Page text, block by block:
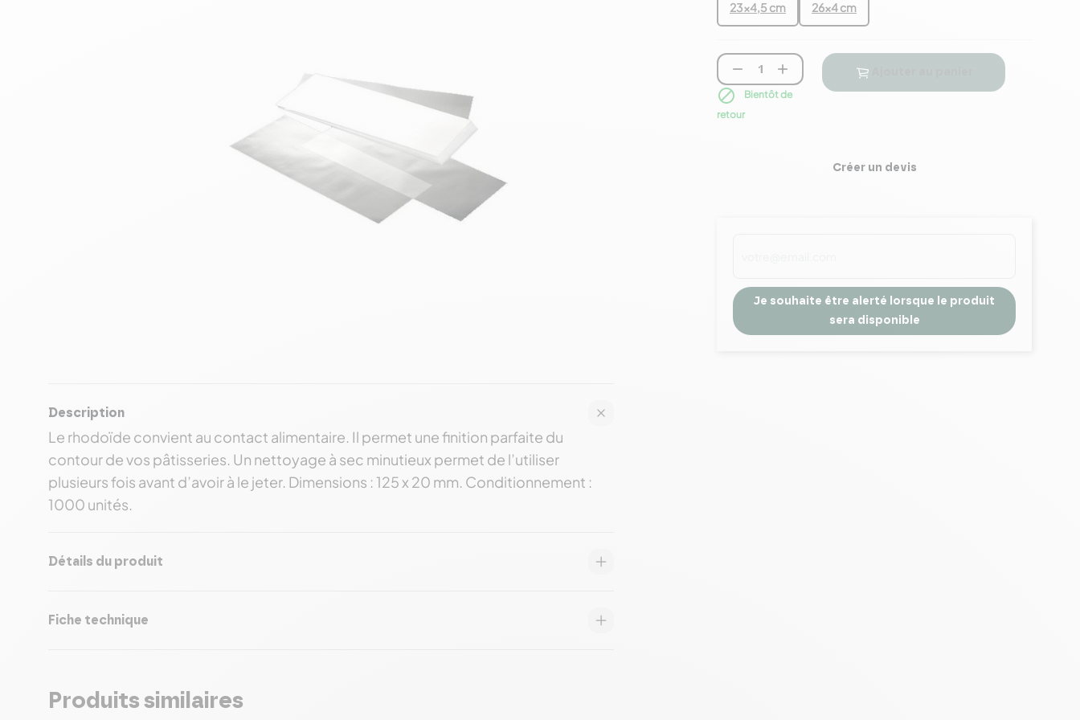
23x4,5 cm 26x4 cm
 

Bientôt de
retour
Créer un devis
Je souhaite être alerté lorsque le produit
sera disponible
Description
Le rhodoïde convient au contact alimentaire. Il permet une finition parfaite du
contour de vos pâtisseries. Un nettoyage à sec minutieux permet de l’utiliser
plusieurs fois avant d’avoir à le jeter. Dimensions : 125 x 20 mm. Conditionnement :
1000 unités.
Détails du produit
Fiche technique
Produits similaires